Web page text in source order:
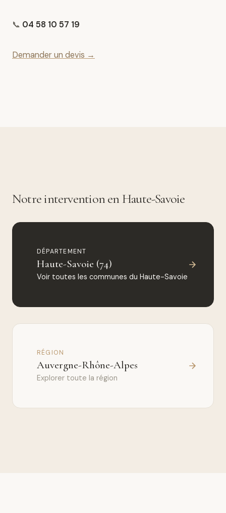
📞 04 58 10 57 19
Demander un devis →
Notre intervention en Haute-Savoie
DÉPARTEMENT
Haute-Savoie (74)
Voir toutes les communes du Haute-Savoie
RÉGION
Auvergne-Rhône-Alpes
Explorer toute la région